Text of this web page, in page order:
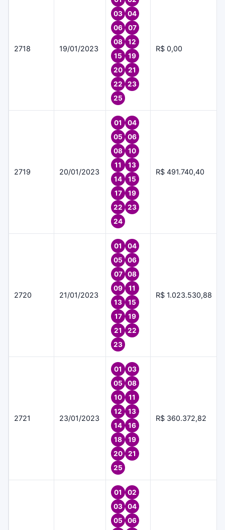
2718 19/01/2023
03
04
06
07
08
12
15
19
20
21
22
23
25
R$ 0,00
2719 20/01/2023
01
04
05
06
08
10
11
13
14
15
17
19
22
23
24
R$ 491.740,40
2720 21/01/2023
01
04
05
06
07
08
09
11
13
15
17
19
21
22
23
R$ 1.023.530,88
2721 23/01/2023
01
03
05
08
10
11
12
13
14
16
18
19
20
21
25
R$ 360.372,82
01
02
03
04
05
06